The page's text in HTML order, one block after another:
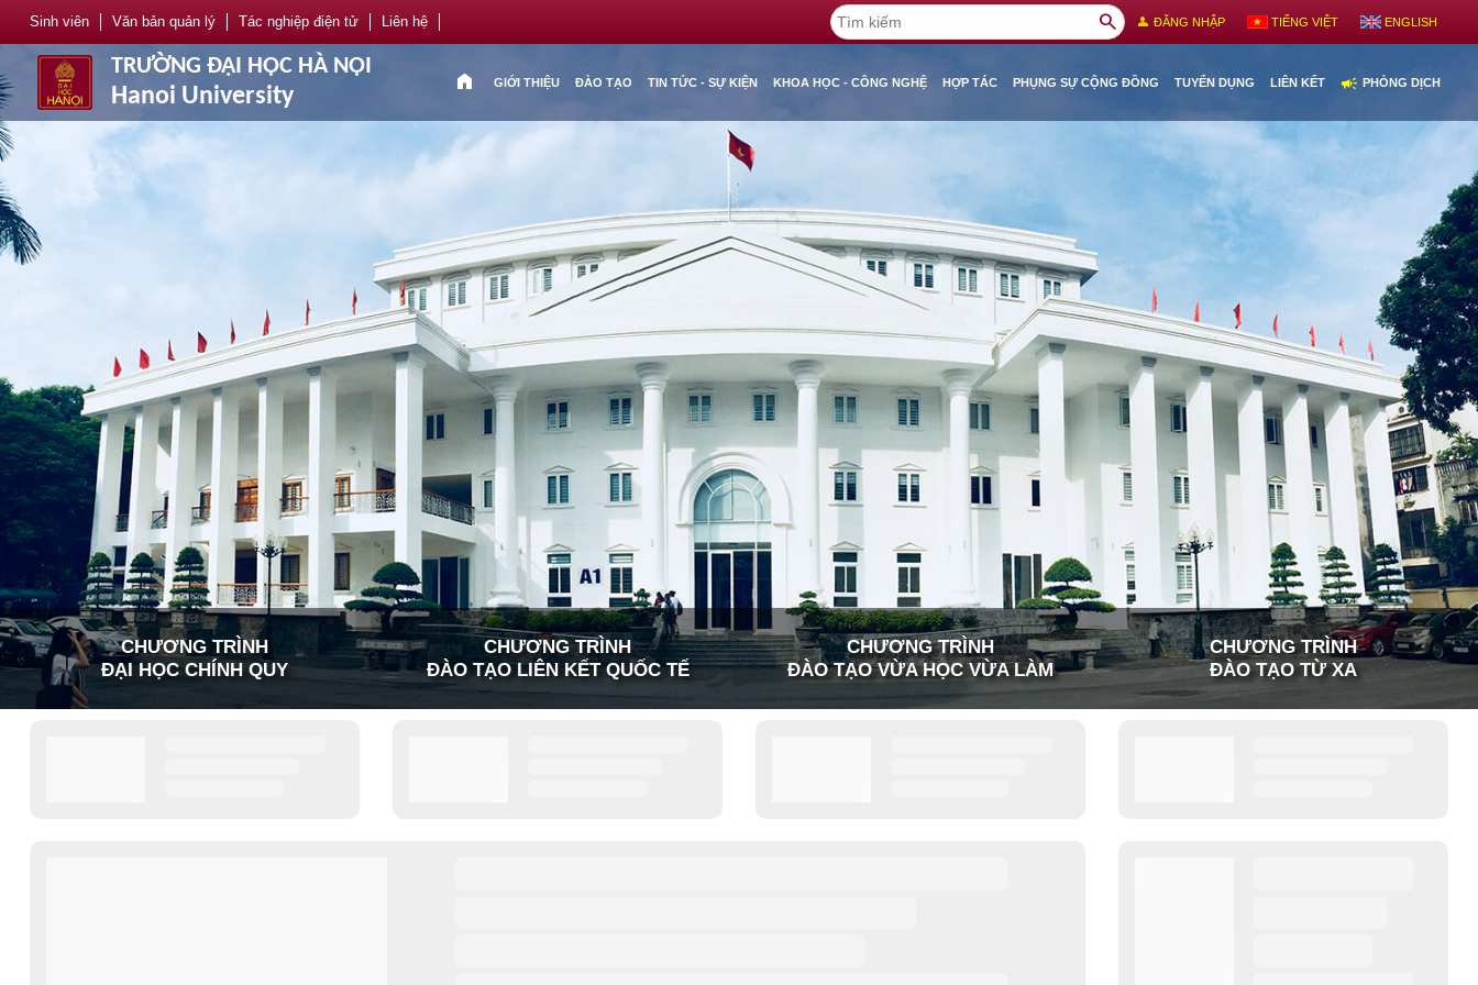
Sinh viên Văn bản quản lý Tác nghiệp điện tử Liên hệ search person ĐĂNG NHẬP TIẾNG VIỆT ENGLISH
TRƯỜNG ĐẠI HỌC HÀ NỘI
Hanoi University
home GIỚI THIỆU ĐÀO TẠO TIN TỨC - SỰ KIỆN KHOA HỌC - CÔNG NGHỆ HỢP TÁC PHỤNG SỰ CỘNG ĐỒNG TUYỂN DỤNG LIÊN KẾT campaign PHÒNG DỊCH
CHƯƠNG TRÌNH
ĐẠI HỌC CHÍNH QUY
CHƯƠNG TRÌNH
ĐÀO TẠO LIÊN KẾT QUỐC TẾ
CHƯƠNG TRÌNH
ĐÀO TẠO VỪA HỌC VỪA LÀM
CHƯƠNG TRÌNH
ĐÀO TẠO TỪ XA